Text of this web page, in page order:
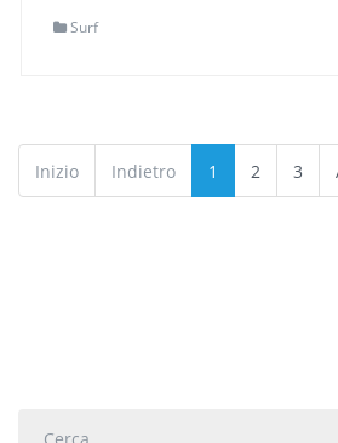
Surf
Inizio Indietro 1 2 3